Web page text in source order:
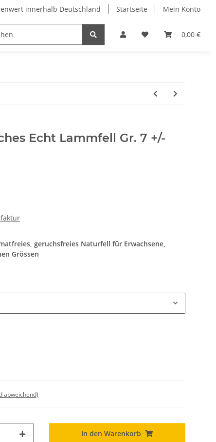
innerhalb Deutschland Startseite Mein Konto
0,00 €
Bastler und Hobbyisten
Echt Lammfell Gr. 7 +/-
geruchsfreies Naturfell für Erwachsene,
Grössen
abweichend)
In den Warenkorb